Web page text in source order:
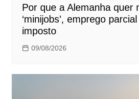
Por que a Alemanha quer
‘minijobs’, emprego
imposto
09/08/2026